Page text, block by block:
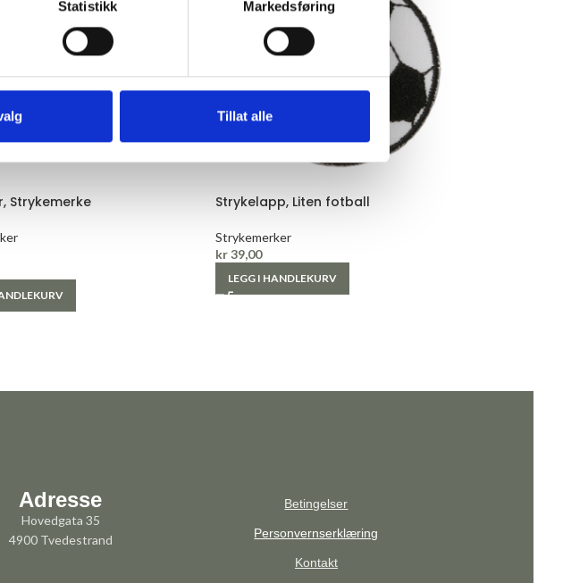
Statistikk Markedsføring
Tillat alle
Strykemerke Strykelapp, Liten fotball
Strykemerker
kr39,00
LEGG I HANDLEKURV
Adresse
Hovedgata 35
4900 Tvedestrand
Betingelser
Personvernserklæring
Kontakt